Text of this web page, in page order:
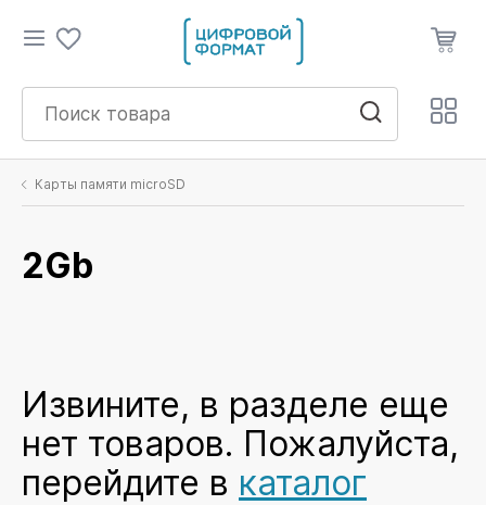
Карты памяти microSD
2Gb
Извините, в разделе еще
нет товаров. Пожалуйста,
перейдите в каталог